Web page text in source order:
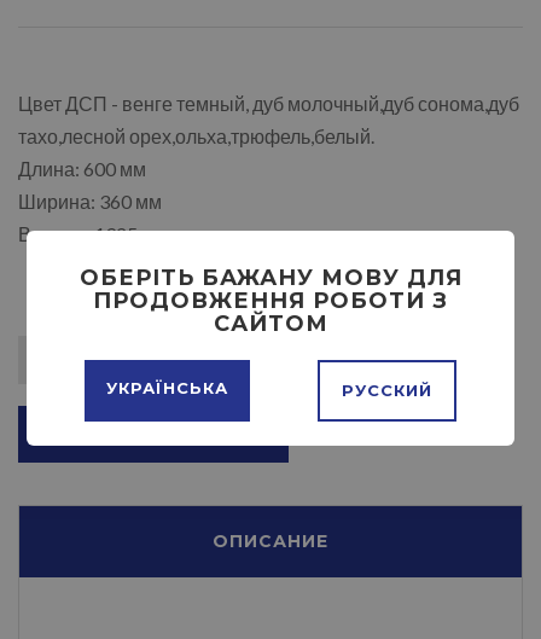
Цвет ДСП - венге темный, дуб молочный,дуб сонома,дуб
тахо,лесной орех,ольха,трюфель,белый.
Длина: 600 мм
Ширина: 360 мм
Высота: 1925 мм
ОПИСАНИЕ
ОБЕРІТЬ БАЖАНУ МОВУ ДЛЯ
ПРОДОВЖЕННЯ РОБОТИ З
САЙТОМ
УКРАЇНСЬКА РУССКИЙ